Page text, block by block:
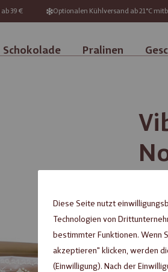
39 € Optionalen Kühlversand ab 21°C
Schokolade Pralinen
aus
Diese Seite nutzt
Technologien von
bestimmter Funktionen. Wenn
akzeptieren" klicken, werden
(Einwilligung). Nach der